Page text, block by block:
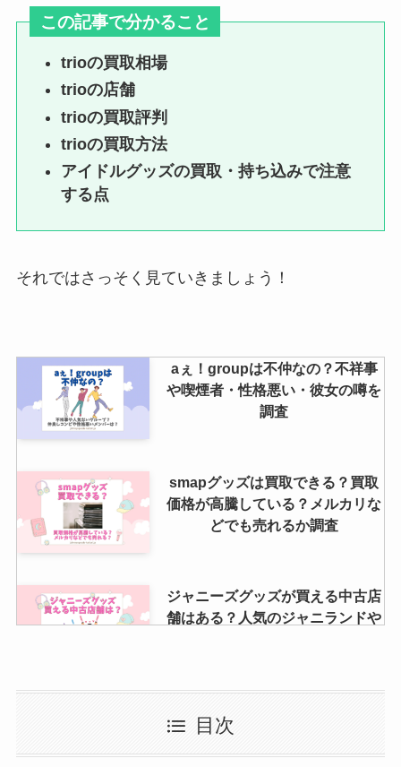
hey say jumpのファンクラブの会
員数は？年間費（値段）や特典
は？会員証のデザインも解説
や喫煙者・性格悪い・彼女の噂を
調査
この記事で分かること
trioの買取相場
trioの店舗
trioの買取評判
trioの買取方法
アイドルグッズの買取・持ち込みで注意
する点
それではさっそく見ていきましょう！
aぇ！groupは不仲なの？不祥事
や喫煙者・性格悪い・彼女の噂を
調査
smapグッズは買取できる？買取
価格が高騰している？メルカリな
どでも売れるか調査
ジャニーズグッズが買える中古店
舗はある？人気のジャニランドや
座席からの見え方は？劇場までの
行き方もまとめています！
目次